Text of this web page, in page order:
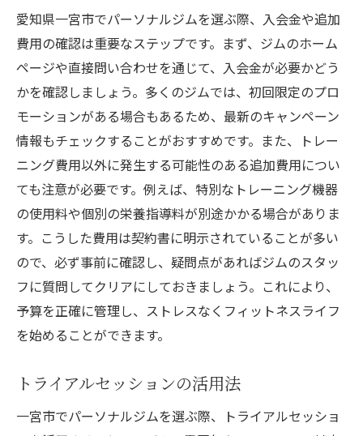
愛知県一宮市でパーソナルジムを選ぶ際、入会金や追加
費用の確認は重要なステップです。まず、ジムのホーム
ページや直接問い合わせを通じて、入会金が必要かどう
かを確認しましょう。多くのジムでは、初回限定のプロ
モーションがある場合もあるため、最新のキャンペーン
情報もチェックすることがおすすめです。また、トレー
ニング費用以外に発生する可能性のある追加費用につい
ても注意が必要です。例えば、特別なトレーニング機器
の使用料や個別の栄養指導料が別途かかる場合がありま
す。こうした費用は契約書に明示されていることが多い
ので、必ず事前に確認し、疑問点があればジムのスタッ
フに質問してクリアにしておきましょう。これにより、
予算を正確に管理し、ストレスなくフィットネスライフ
を始めることができます。
トライアルセッションの活用法
一宮市でパーソナルジムを選ぶ際、トライアルセッショ